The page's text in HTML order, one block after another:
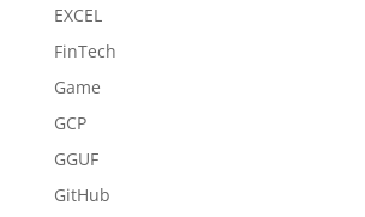
EXCEL
FinTech
Game
GCP
GGUF
GitHub